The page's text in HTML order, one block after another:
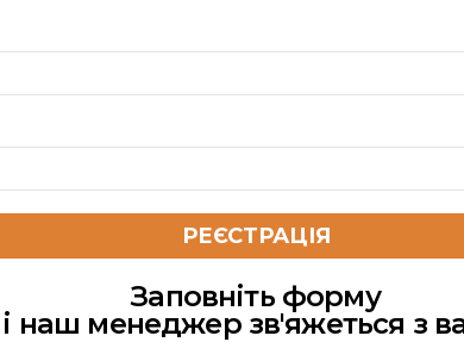
Заповніть форму
і наш менеджер зв'яжеться з